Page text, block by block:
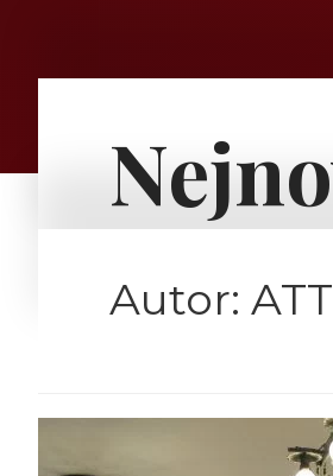
Autor: